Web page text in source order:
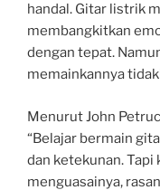
handal. Gitar listrik
membangkitkan
dengan tepat.
memainkannya
Menurut John
“Belajar bermain
dan ketekunan. Tapi
menguasainya,